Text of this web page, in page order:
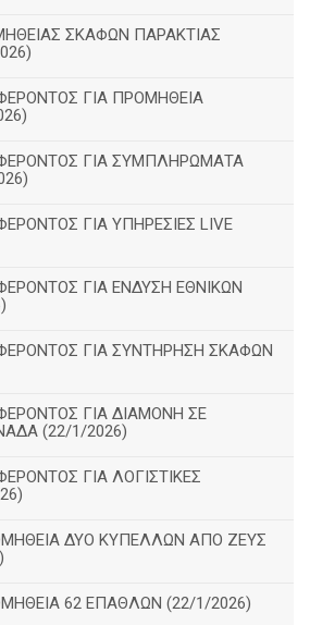
ΣΚΑΦΩΝ ΠΑΡΑΚΤΙΑΣ
ΓΙΑ ΠΡΟΜΗΘΕΙΑ
ΓΙΑ ΣΥΜΠΛΗΡΩΜΑΤΑ
ΓΙΑ ΥΠΗΡΕΣΙΕΣ LIVE
ΓΙΑ ΕΝΔΥΣΗ ΕΘΝΙΚΩΝ
ΓΙΑ ΣΥΝΤΗΡΗΣΗ ΣΚΑΦΩΝ
ΓΙΑ ΔΙΑΜΟΝΗ ΣΕ
(22/1/2026)
ΓΙΑ ΛΟΓΙΣΤΙΚΕΣ
ΔΥΟ ΚΥΠΕΛΛΩΝ ΑΠΟ ΖΕΥΣ
62 ΕΠΑΘΛΩΝ (22/1/2026)